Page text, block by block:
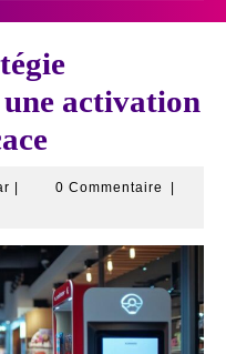
activation
kann-
0 Commentaire